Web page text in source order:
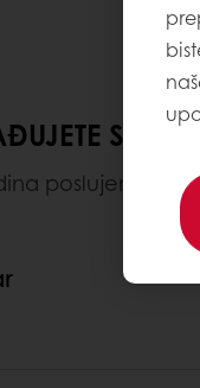
SA
poslujemo u